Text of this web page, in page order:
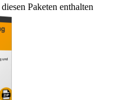
Paketen enthalten